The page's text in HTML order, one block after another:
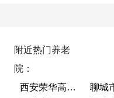
附近热门养老
院：
西安荣华高新悦家养老服务有限公司